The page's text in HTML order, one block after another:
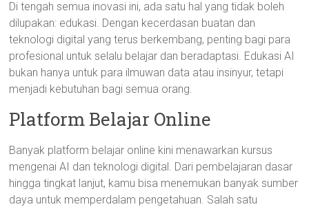
Di tengah semua inovasi ini, ada satu hal yang tidak boleh
dilupakan: edukasi. Dengan kecerdasan buatan dan
teknologi digital yang terus berkembang, penting bagi para
profesional untuk selalu belajar dan beradaptasi. Edukasi AI
bukan hanya untuk para ilmuwan data atau insinyur, tetapi
menjadi kebutuhan bagi semua orang.
Platform Belajar Online
Banyak platform belajar online kini menawarkan kursus
mengenai AI dan teknologi digital. Dari pembelajaran dasar
hingga tingkat lanjut, kamu bisa menemukan banyak sumber
daya untuk memperdalam pengetahuan. Salah satu